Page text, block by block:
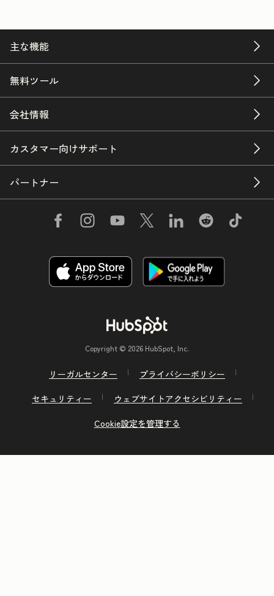
主な機能
無料ツール
会社情報
カスタマー向けサポート
パートナー
Copyright © 2026 HubSpot, Inc.
リーガルセンター
プライバシーポリシー
セキュリティー
ウェブサイトアクセシビリティー
Cookie設定を管理する